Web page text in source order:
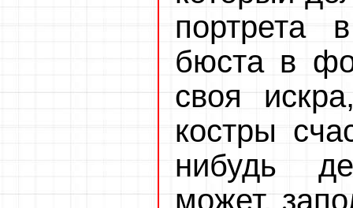
портрета
бюста в
своя
костры
нибудь
может,